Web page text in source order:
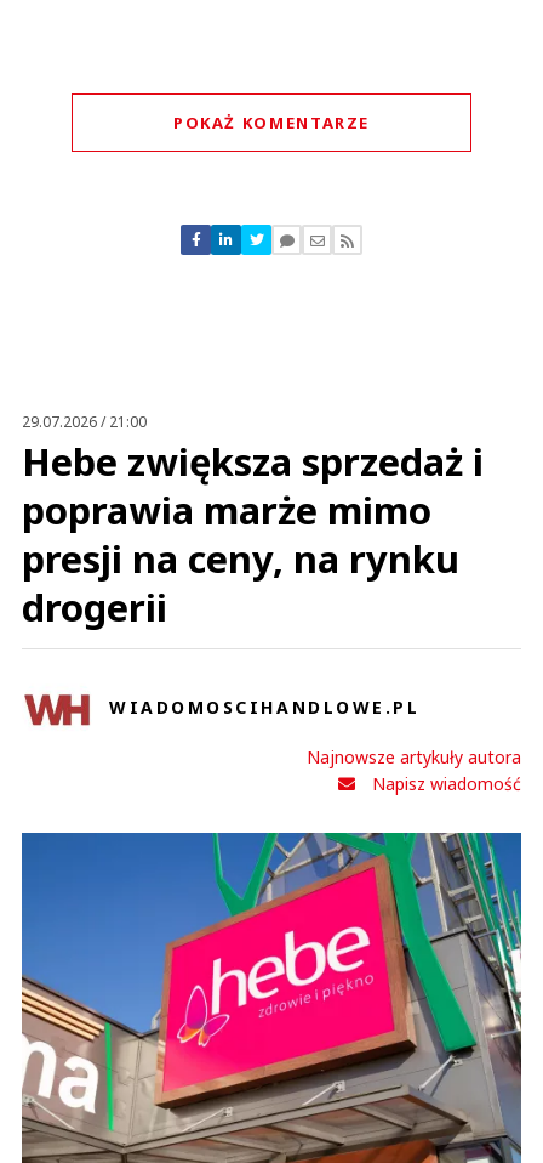
POKAŻ KOMENTARZE
Nie znaleziono komentarzy
Zostaw swoje komentarze
29.07.2026 / 21:00
Hebe zwiększa sprzedaż i
poprawia marże mimo
presji na ceny, na rynku
drogerii
WIADOMOSCIHANDLOWE.PL
Najnowsze artykuły autora
Napisz wiadomość